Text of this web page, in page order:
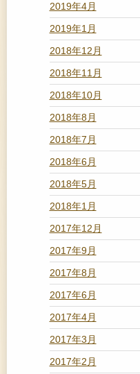
2019年4月
2019年1月
2018年12月
2018年11月
2018年10月
2018年8月
2018年7月
2018年6月
2018年5月
2018年1月
2017年12月
2017年9月
2017年8月
2017年6月
2017年4月
2017年3月
2017年2月